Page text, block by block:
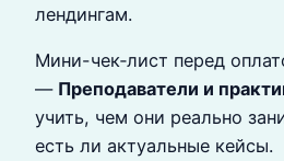
лендингам.
Мини-чек‑лист перед
— Преподаватели и
учить, чем они реально
есть ли актуальные кейсы.